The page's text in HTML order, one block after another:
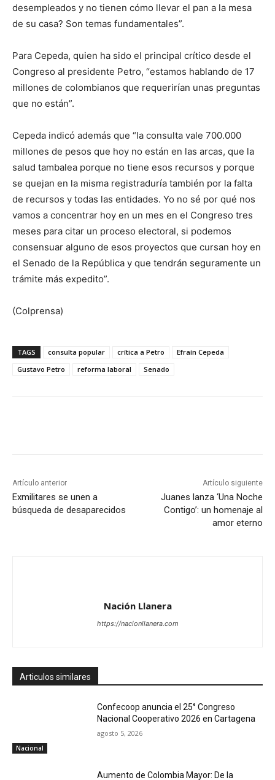
desempleados y no tienen cómo llevar el pan a la mesa
de su casa? Son temas fundamentales”.
Para Cepeda, quien ha sido el principal crítico desde el
Congreso al presidente Petro, “estamos hablando de 17
millones de colombianos que requerirían unas preguntas
que no están”.
Cepeda indicó además que “la consulta vale 700.000
millones de pesos que hoy no están en las arcas, que la
salud tambalea porque no tiene esos recursos y porque
se quejan en la misma registraduría también por la falta
de recursos y todas las entidades. Yo no sé por qué nos
vamos a concentrar hoy en un mes en el Congreso tres
meses para citar un proceso electoral, si podemos
consensuar alguno de esos proyectos que cursan hoy en
el Senado de la República y que tendrán seguramente un
trámite más expedito”.
(Colprensa)
TAGS consulta popular crítica a Petro
Efraín Cepeda
Gustavo Petro
reforma laboral Senado
Artículo anterior
Exmilitares se unen a
búsqueda de desaparecidos
Artículo siguiente
Juanes lanza ‘Una Noche
Contigo’: un homenaje al
amor eterno
Nación Llanera
https://nacionllanera.com
Articulos similares
Nacional
Confecoop anuncia el 25° Congreso
Nacional Cooperativo 2026 en Cartagena
agosto 5, 2026
Aumento de Colombia Mayor: De la